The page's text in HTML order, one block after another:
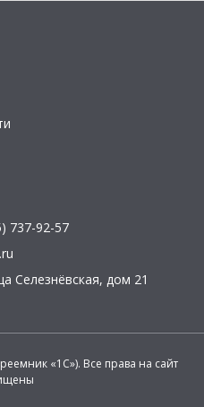
737-92-57
Селезнёвская, дом 21
«1С»). Все права на сайт